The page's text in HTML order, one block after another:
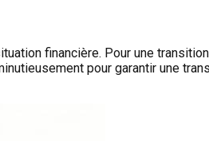
financière. Pour une
pour garantir une